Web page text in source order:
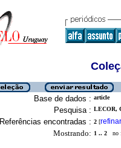
Base de dados : article
Pesquisa : LECOR,
Referências encontradas : 2 [refinar
Mostrando: 1 .. 2 no